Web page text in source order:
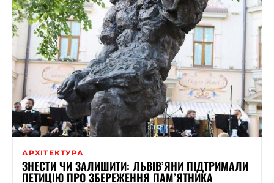
АРХІТЕКТУРА
ЗНЕСТИ ЧИ ЗАЛИШИТИ: ЛЬВІВ’ЯНИ ПІДТРИМАЛИ
ПЕТИЦІЮ ПРО ЗБЕРЕЖЕННЯ ПАМ’ЯТНИКА